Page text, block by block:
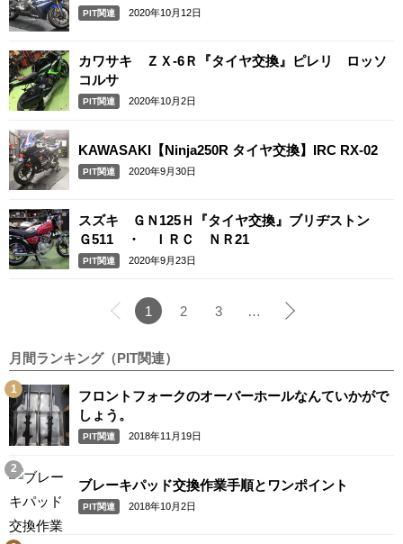
PIT関連 2020年10月12日
カワサキ ＺＸ-6Ｒ『タイヤ交換』ピレリ ロッソ
コルサ
PIT関連 2020年10月2日
KAWASAKI【Ninja250R タイヤ交換】IRC RX-02
PIT関連 2020年9月30日
スズキ ＧＮ125Ｈ『タイヤ交換』ブリヂストン
Ｇ511 ・ ＩＲＣ ＮＲ21
PIT関連 2020年9月23日
1 2 3 …
月間ランキング（PIT関連）
フロントフォークのオーバーホールなんていかがで
しょう。
PIT関連 2018年11月19日
ブレーキパッド交換作業手順とワンポイント
PIT関連 2018年10月2日